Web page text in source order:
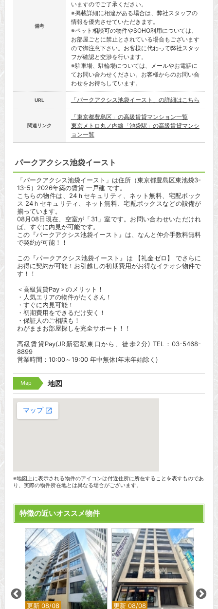
備考
いますのでご了承ください。
※掲載詳細に相違がある場合は、弊社スタッフの
情報を優先させていただきます。
※ペット相談可の物件やSOHO利用については、
お部屋ごとに禁止とされている場合もございます
ので御注意下さい。お客様に代わって弊社スタッ
フが確認と交渉を行います。
※駐車場、駐輪場については、メールやお電話に
てお問い合わせください。お客様からのお問い合
わせをお待ちしています。
URL 「パークアクシス池袋イースト」の詳細はこちら
関連リンク
「東京都豊島区」の高級賃貸マンション一覧
東京メトロ丸ノ内線「池袋駅」の高級賃貸マンシ
ョン一覧
パークアクシス池袋イースト
「パークアクシス池袋イースト」は住所（東京都豊島区東池袋3-
13-5）2026年築の賃貸 一戸建 です。
こちらの物件は、24ｈセキュリティ、ネット無料、宅配ボック
ス 24ｈセキュリティ、ネット無料、宅配ボックスなどの設備が
揃っています。
08月08日現在、空室が「31」室です。お問い合わせいただけれ
ば、すぐに内見が可能です。
この『パークアクシス池袋イースト』は、なんと仲介手数料無料
で契約が可能！！
この『パークアクシス池袋イースト』は 【礼金ゼロ】 でさらに
お得に契約が可能！お引越しの初期費用がお得なイチオシ物件で
す！！
＜高級賃貸Pay＞のメリット！
・人気エリアの物件がたくさん！
・すぐに内見可能！
・初期費用をできるだけ安く！
・保証人のご相談も！
わがままお部屋探しを完全サポート！！
高級賃貸Pay(JR新宿駅東口から、徒歩2分) TEL：03-5468-
8899
営業時間：10:00～19:00 年中無休(年末年始除く)
Map 地図
※地図上に表示される物件のアイコンは付近住所に所在することを表すものであ
り、実際の物件所在地とは異なる場合がございます。
特徴の近いオススメ物件
更新 08/08 更新 08/08